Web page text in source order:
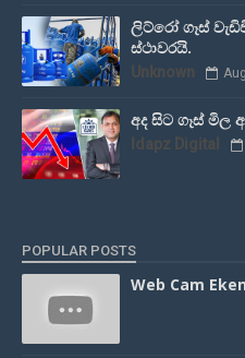
ලිට්රෝ ගෑස්
ස්ථාවරයි.
Unknown
අද සිට ගෑස් මිල
Idapz Digital
POPULAR POSTS
Web Cam